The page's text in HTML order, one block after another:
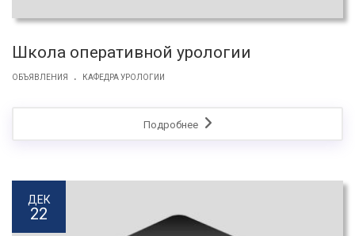
Школа оперативной урологии
ОБЪЯВЛЕНИЯ . КАФЕДРА УРОЛОГИИ
Подробнее
ДЕК
22